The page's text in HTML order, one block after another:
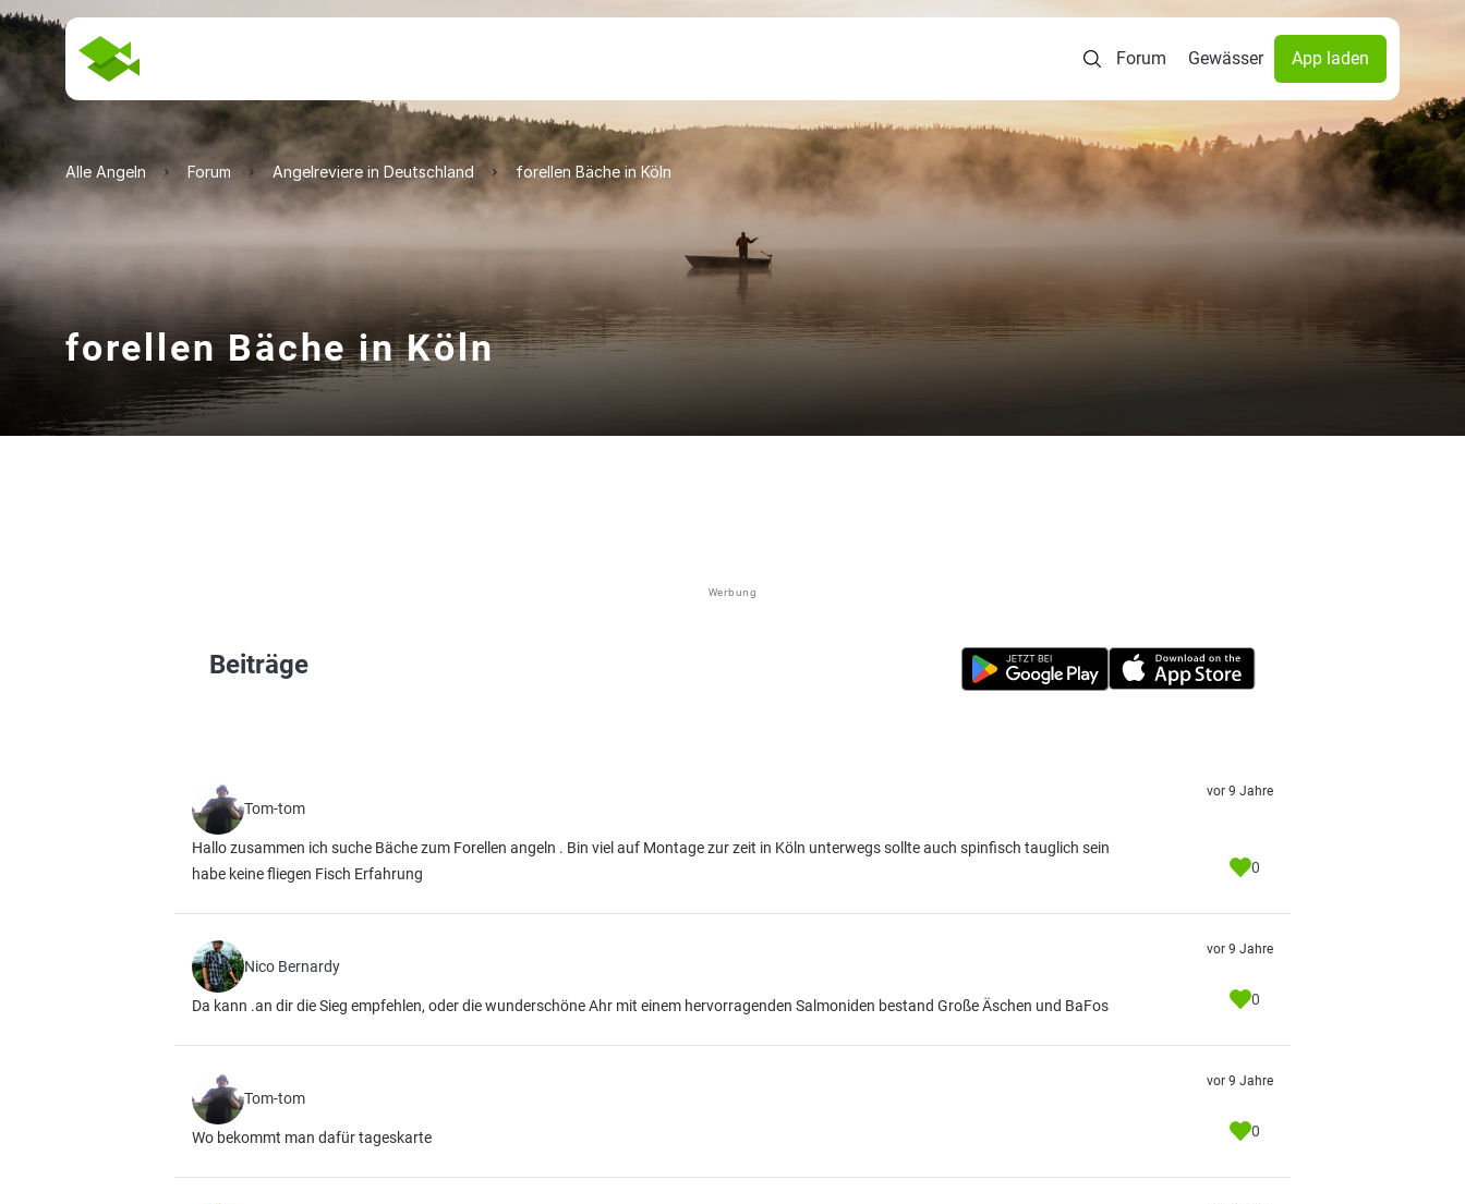
Forum Gewässer App laden
Alle Angeln Forum Angelreviere in Deutschland forellen Bäche in Köln
forellen Bäche in Köln
Werbung
Beiträge
Tom-tom
Hallo zusammen ich suche Bäche zum Forellen angeln . Bin viel auf Montage zur zeit in Köln unterwegs sollte auch spinfisch tauglich sein
habe keine fliegen Fisch Erfahrung
vor 9 Jahre
0
Nico Bernardy
Da kann .an dir die Sieg empfehlen, oder die wunderschöne Ahr mit einem hervorragenden Salmoniden bestand Große Äschen und BaFos
vor 9 Jahre
0
Tom-tom
Wo bekommt man dafür tageskarte
vor 9 Jahre
0